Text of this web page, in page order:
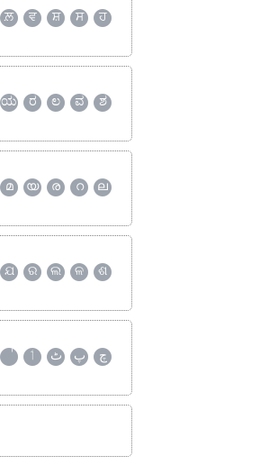
ਲ਼ ਵ ਸ਼ ਸ
ਹ
ಯ ರ ಲ ವ
ಶ
മ യ ര റ
ല
ଯ ର ଲ ଳ
ଶ
ٲ ٹ پ
چ